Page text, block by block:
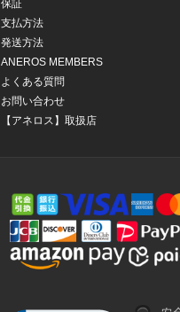
保証
支払方法
発送方法
ANEROS MEMBERS
よくある質問
お問い合わせ
【アネロス】取扱店